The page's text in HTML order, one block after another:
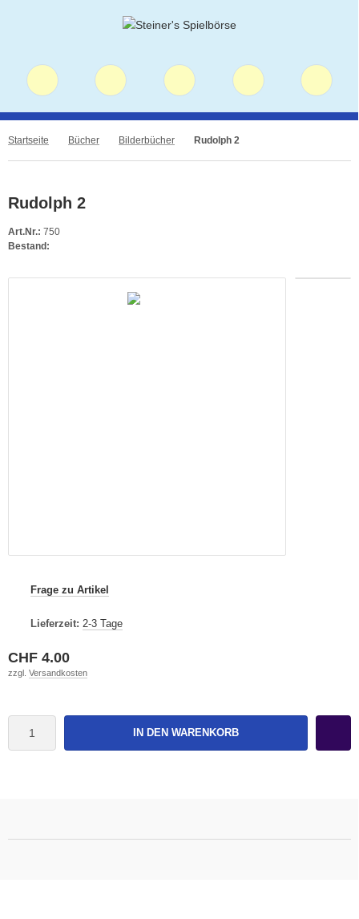
Startseite Bücher Bilderbücher Rudolph 2
Rudolph 2
Art.Nr.: 750
Bestand:
Frage zu Artikel
Lieferzeit: 2-3 Tage
CHF 4.00
zzgl. Versandkosten
IN DEN WARENKORB